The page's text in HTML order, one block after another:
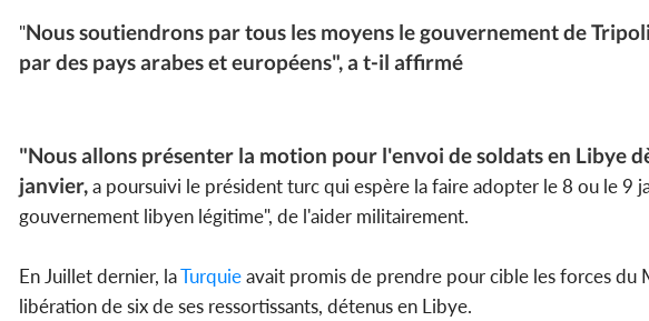
"Nous soutiendrons par tous les moyens le gouvernement de
par des pays arabes et européens", a t-il affirmé
"Nous allons présenter la motion pour l'envoi de soldats en Libye
janvier,a poursuivi le président turc qui espère la faire adopter le 8 ou le
gouvernement libyen légitime", de l'aider militairement.
En Juillet dernier, laTurquieavait promis de prendre pour cible les forces du
libération de six de ses ressortissants, détenus en Libye.